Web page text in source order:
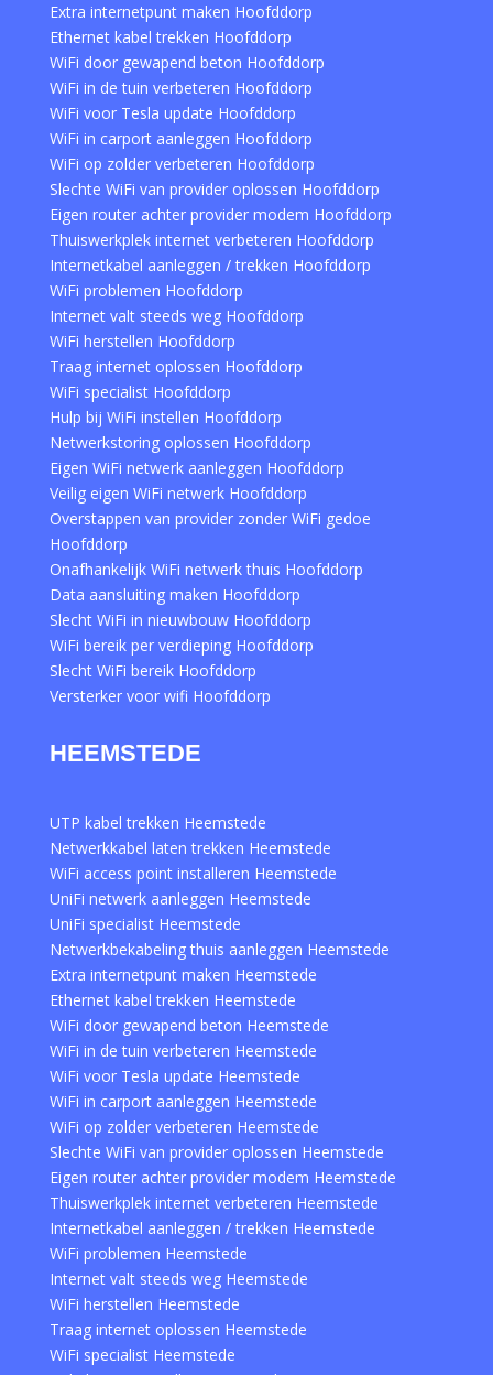
Extra internetpunt maken Hoofddorp
Ethernet kabel trekken Hoofddorp
WiFi door gewapend beton Hoofddorp
WiFi in de tuin verbeteren Hoofddorp
WiFi voor Tesla update Hoofddorp
WiFi in carport aanleggen Hoofddorp
WiFi op zolder verbeteren Hoofddorp
Slechte WiFi van provider oplossen Hoofddorp
Eigen router achter provider modem Hoofddorp
Thuiswerkplek internet verbeteren Hoofddorp
Internetkabel aanleggen / trekken Hoofddorp
WiFi problemen Hoofddorp
Internet valt steeds weg Hoofddorp
WiFi herstellen Hoofddorp
Traag internet oplossen Hoofddorp
WiFi specialist Hoofddorp
Hulp bij WiFi instellen Hoofddorp
Netwerkstoring oplossen Hoofddorp
Eigen WiFi netwerk aanleggen Hoofddorp
Veilig eigen WiFi netwerk Hoofddorp
Overstappen van provider zonder WiFi gedoe
Hoofddorp
Onafhankelijk WiFi netwerk thuis Hoofddorp
Data aansluiting maken Hoofddorp
Slecht WiFi in nieuwbouw Hoofddorp
WiFi bereik per verdieping Hoofddorp
Slecht WiFi bereik Hoofddorp
Versterker voor wifi Hoofddorp
HEEMSTEDE
UTP kabel trekken Heemstede
Netwerkkabel laten trekken Heemstede
WiFi access point installeren Heemstede
UniFi netwerk aanleggen Heemstede
UniFi specialist Heemstede
Netwerkbekabeling thuis aanleggen Heemstede
Extra internetpunt maken Heemstede
Ethernet kabel trekken Heemstede
WiFi door gewapend beton Heemstede
WiFi in de tuin verbeteren Heemstede
WiFi voor Tesla update Heemstede
WiFi in carport aanleggen Heemstede
WiFi op zolder verbeteren Heemstede
Slechte WiFi van provider oplossen Heemstede
Eigen router achter provider modem Heemstede
Thuiswerkplek internet verbeteren Heemstede
Internetkabel aanleggen / trekken Heemstede
WiFi problemen Heemstede
Internet valt steeds weg Heemstede
WiFi herstellen Heemstede
Traag internet oplossen Heemstede
WiFi specialist Heemstede